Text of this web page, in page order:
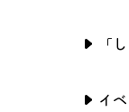
「
イ